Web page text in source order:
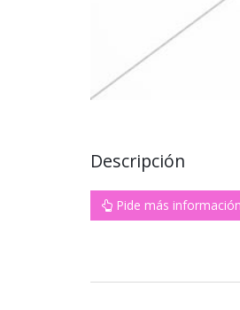
Descripción
Pide más